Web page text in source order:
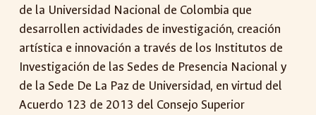
de la Universidad Nacional de Colombia que
desarrollen actividades de investigación, creación
artística e innovación a través de los Institutos de
Investigación de las Sedes de Presencia Nacional y
de la Sede De La Paz de Universidad, en virtud del
Acuerdo 123 de 2013 del Consejo Superior